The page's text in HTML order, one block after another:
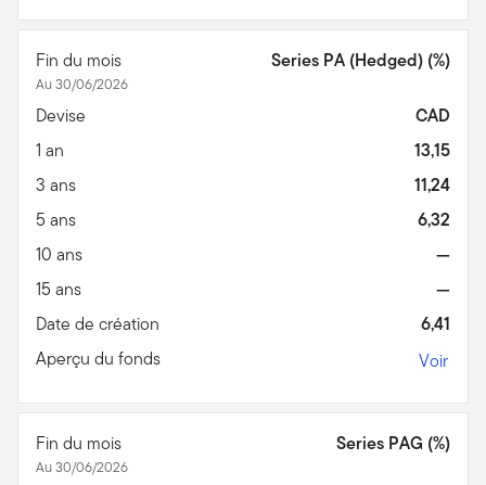
Fin du mois
Au 30/06/2026
Series PA (Hedged) (%)
Devise
CAD
1 an
13,15
3 ans
11,24
5 ans
6,32
10 ans
—
15 ans
—
Date de création
6,41
Aperçu du fonds
Voir
Fin du mois
Au 30/06/2026
Series PAG (%)